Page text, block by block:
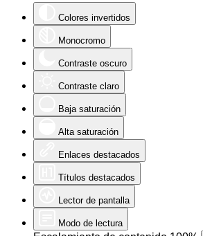
Colores invertidos
Monocromo
Contraste oscuro
Contraste claro
Baja saturación
Alta saturación
Enlaces destacados
Títulos destacados
Lector de pantalla
Modo de lectura